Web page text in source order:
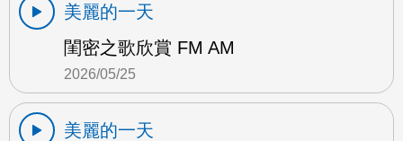
美麗的一天
閨密之歌欣賞 FM AM
2026/05/25
美麗的一天